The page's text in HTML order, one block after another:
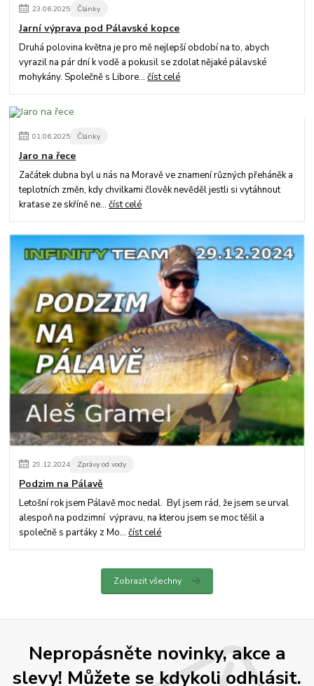
23.06.2025 Články
Jarní výprava pod Pálavské kopce
Druhá polovina května je pro mě nejlepší období na to, abych
vyrazil na pár dní k vodě a pokusil se zdolat nějaké pálavské
mohykány. Společně s Libore...číst celé
01.06.2025 Články
Jaro na řece
Začátek dubna byl u nás na Moravě ve znamení různých přeháněk a
teplotních změn, kdy chvilkami člověk nevěděl jestli si vytáhnout
kraťase ze skříně ne...číst celé
29.12.2024 Zprávy od vody
Podzim na Pálavě
Letošní rok jsem Pálavě moc nedal. Byl jsem rád, že jsem se urval
alespoň na podzimní výpravu, na kterou jsem se moc těšil a
společně s parťáky z Mo...číst celé
Zobrazit všechny
Nepropásněte novinky, akce a
slevy! Můžete se kdykoli odhlásit.